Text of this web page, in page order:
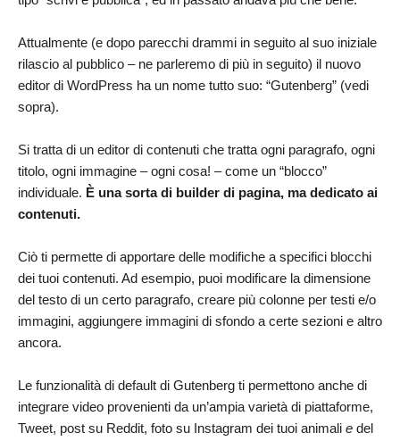
Attualmente (e dopo parecchi drammi in seguito al suo iniziale
rilascio al pubblico – ne parleremo di più in seguito) il nuovo
editor di WordPress ha un nome tutto suo: “Gutenberg” (vedi
sopra).
Si tratta di un editor di contenuti che tratta ogni paragrafo, ogni
titolo, ogni immagine – ogni cosa! – come un “blocco”
individuale. È una sorta di builder di pagina, ma dedicato ai
contenuti.
Ciò ti permette di apportare delle modifiche a specifici blocchi
dei tuoi contenuti. Ad esempio, puoi modificare la dimensione
del testo di un certo paragrafo, creare più colonne per testi e/o
immagini, aggiungere immagini di sfondo a certe sezioni e altro
ancora.
Le funzionalità di default di Gutenberg ti permettono anche di
integrare video provenienti da un’ampia varietà di piattaforme,
Tweet, post su Reddit, foto su Instagram dei tuoi animali e del